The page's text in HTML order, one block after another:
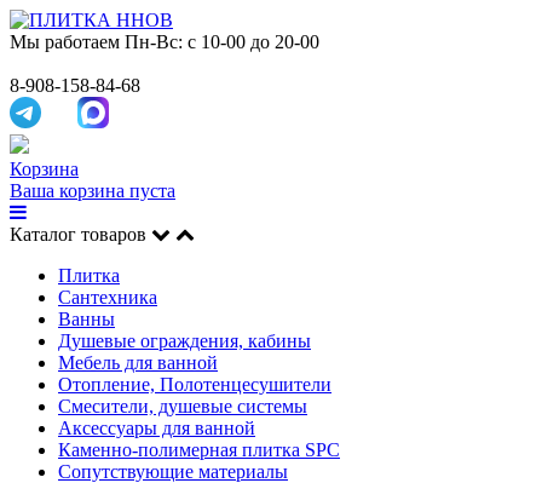
Мы работаем Пн-Вс: с 10-00 до 20-00
8-908-158-84-68
Корзина
Ваша корзина пуста
Каталог товаров
Плитка
Сантехника
Ванны
Душевые ограждения, кабины
Мебель для ванной
Отопление, Полотенцесушители
Смесители, душевые системы
Аксессуары для ванной
Каменно-полимерная плитка SPC
Сопутствующие материалы